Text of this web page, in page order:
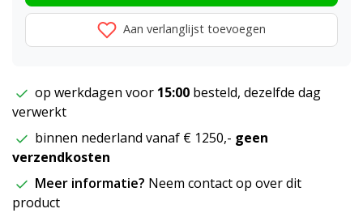
Aan verlanglijst toevoegen
op werkdagen voor 15:00 besteld, dezelfde dag
verwerkt
binnen nederland vanaf € 1250,- geen
verzendkosten
Meer informatie? Neem contact op over dit
product